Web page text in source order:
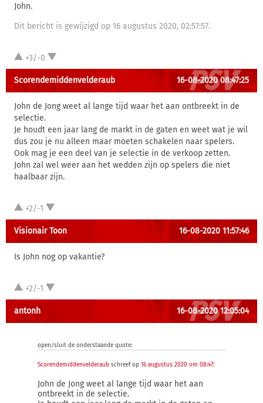
John.
Dit bericht is gewijzigd op 16 augustus 2020, 02:57:57.
+3/-0
Scorendemiddenvelderaub 16-08-2020 08:47:25
John de Jong weet al lange tijd waar het aan ontbreekt in de
selectie.
Je houdt een jaar lang de markt in de gaten en weet wat je wil
dus zou je nu alleen maar moeten schakelen naar spelers.
Ook mag je een deel van je selectie in de verkoop zetten.
John zal wel weer aan het wedden zijn op spelers die niet
haalbaar zijn.
+2/-1
Visionair Toon 16-08-2020 11:57:46
Is John nog op vakantie?
+2/-1
antonh 16-08-2020 12:05:04
open/sluit de onderstaande quote:
Scorendemiddenvelderaub schreef op 16 augustus 2020 om 08:47:
John de Jong weet al lange tijd waar het aan
ontbreekt in de selectie.